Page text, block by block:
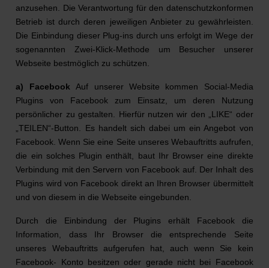
anzusehen. Die Verantwortung für den datenschutzkonformen
Betrieb ist durch deren jeweiligen Anbieter zu gewährleisten.
Die Einbindung dieser Plug-ins durch uns erfolgt im Wege der
sogenannten Zwei-Klick-Methode um Besucher unserer
Webseite bestmöglich zu schützen.
a) FacebookAuf unserer Website kommen Social-Media
Plugins von Facebook zum Einsatz, um deren Nutzung
persönlicher zu gestalten. Hierfür nutzen wir den „LIKE“ oder
„TEILEN“-Button. Es handelt sich dabei um ein Angebot von
Facebook. Wenn Sie eine Seite unseres Webauftritts aufrufen,
die ein solches Plugin enthält, baut Ihr Browser eine direkte
Verbindung mit den Servern von Facebook auf. Der Inhalt des
Plugins wird von Facebook direkt an Ihren Browser übermittelt
und von diesem in die Webseite eingebunden.
Durch die Einbindung der Plugins erhält Facebook die
Information, dass Ihr Browser die entsprechende Seite
unseres Webauftritts aufgerufen hat, auch wenn Sie kein
Facebook- Konto besitzen oder gerade nicht bei Facebook